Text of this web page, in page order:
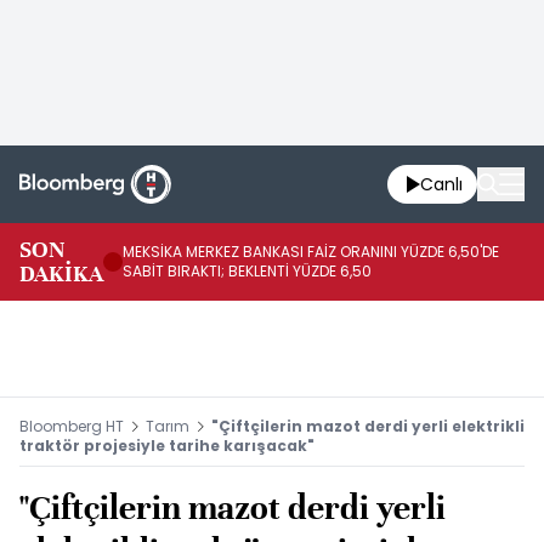
Canlı
SON
DAKİKA
MEKSİKA MERKEZ BANKASI FAİZ ORANINI YÜZDE 6,50'DE
SABİT BIRAKTI; BEKLENTİ YÜZDE 6,50
Bloomberg HT Tarım
"Çiftçilerin mazot derdi yerli elektrikli
traktör projesiyle tarihe karışacak"
"Çiftçilerin mazot derdi yerli